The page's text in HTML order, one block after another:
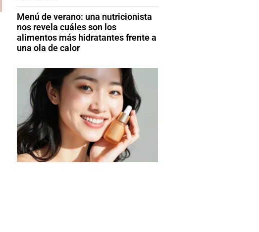
Menú de verano: una nutricionista
nos revela cuáles son los
alimentos más hidratantes frente a
una ola de calor